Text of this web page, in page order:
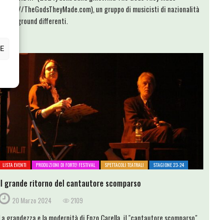
(https://TheGodsTheyMade.com), un gruppo di musicisti di nazionalità
e background differenti.
LISTA EVENTI PRODUZIONI DI FORTE! FESTIVAL SPETTACOLI TEATRALI STAGIONE 23-24
grande ritorno del cantautore scomparso
20 Marzo 2024 2109
grandezza e la modernità di Enzo Carella, il "cantautore scomparso"